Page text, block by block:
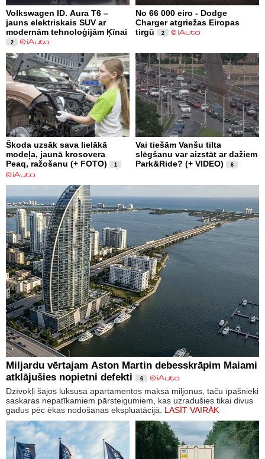
Volkswagen ID. Aura T6 –
jauns elektriskais SUV ar
modernām tehnoloģijām Ķīnai
2
No 66 000 eiro - Dodge
Charger atgriežas Eiropas
tirgū
2
Škoda uzsāk sava lielākā
modeļa, jaunā krosovera
Peaq, ražošanu (+ FOTO)
1
Vai tiešām Vanšu tilta
slēgšanu var aizstāt ar dažiem
Park&Ride? (+ VIDEO)
6
Miljardu vērtajam Aston Martin debesskrāpim Maiami
atklājušies nopietni defekti
6
Dzīvokļi šajos luksusa apartamentos maksā miljonus, taču īpašnieki
saskaras nepatīkamiem pārsteigumiem, kas uzradušies tikai divus
gadus pēc ēkas nodošanas ekspluatācijā. LASĪT VAIRĀK